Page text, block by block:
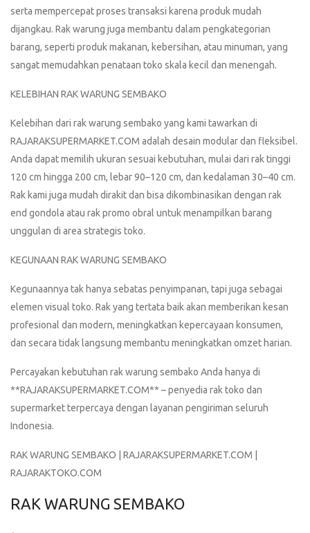
serta mempercepat proses transaksi karena produk mudah
dijangkau. Rak warung juga membantu dalam pengkategorian
barang, seperti produk makanan, kebersihan, atau minuman, yang
sangat memudahkan penataan toko skala kecil dan menengah.
KELEBIHAN RAK WARUNG SEMBAKO
Kelebihan dari rak warung sembako yang kami tawarkan di
RAJARAKSUPERMARKET.COM adalah desain modular dan fleksibel.
Anda dapat memilih ukuran sesuai kebutuhan, mulai dari rak tinggi
120 cm hingga 200 cm, lebar 90–120 cm, dan kedalaman 30–40 cm.
Rak kami juga mudah dirakit dan bisa dikombinasikan dengan rak
end gondola atau rak promo obral untuk menampilkan barang
unggulan di area strategis toko.
KEGUNAAN RAK WARUNG SEMBAKO
Kegunaannya tak hanya sebatas penyimpanan, tapi juga sebagai
elemen visual toko. Rak yang tertata baik akan memberikan kesan
profesional dan modern, meningkatkan kepercayaan konsumen,
dan secara tidak langsung membantu meningkatkan omzet harian.
Percayakan kebutuhan rak warung sembako Anda hanya di
**RAJARAKSUPERMARKET.COM** – penyedia rak toko dan
supermarket terpercaya dengan layanan pengiriman seluruh
Indonesia.
RAK WARUNG SEMBAKO | RAJARAKSUPERMARKET.COM |
RAJARAKTOKO.COM
RAK WARUNG SEMBAKO